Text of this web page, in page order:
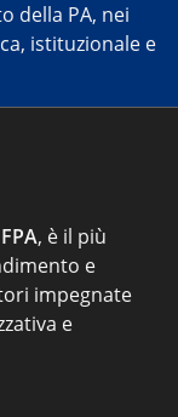
della PA, nei
istituzionale e
FPA, è il più
e
impegnate
e